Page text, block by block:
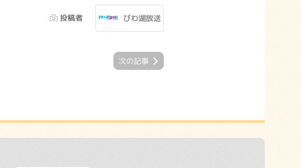
投稿者 びわ湖放送
次の記事